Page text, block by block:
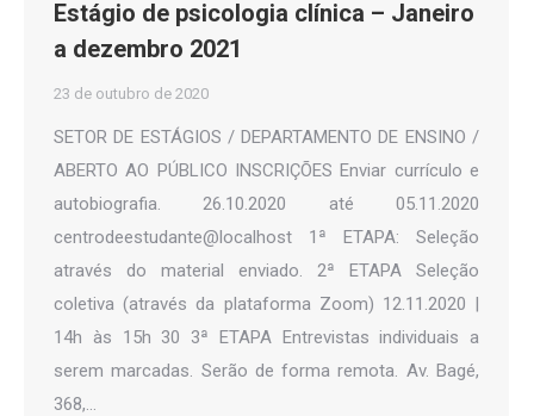
Estágio de psicologia clínica – Janeiro
a dezembro 2021
23 de outubro de 2020
SETOR DE ESTÁGIOS / DEPARTAMENTO DE ENSINO /
ABERTO AO PÚBLICO INSCRIÇÕES Enviar currículo e
autobiografia. 26.10.2020 até 05.11.2020
centrodeestudante@localhost 1ª ETAPA: Seleção
através do material enviado. 2ª ETAPA Seleção
coletiva (através da plataforma Zoom) 12.11.2020 |
14h às 15h 30 3ª ETAPA Entrevistas individuais a
serem marcadas. Serão de forma remota. Av. Bagé,
368,…